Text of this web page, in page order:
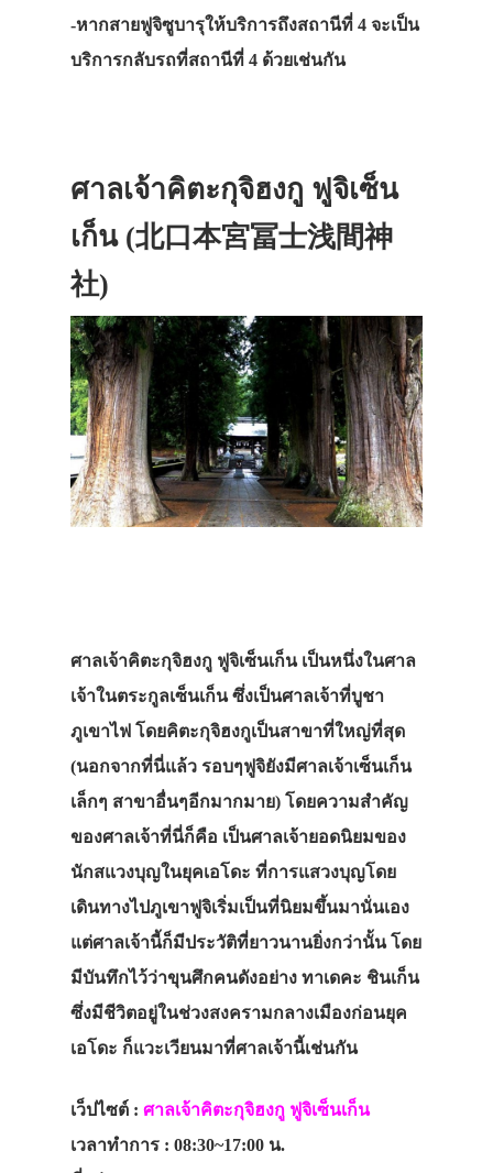
-หากสายฟูจิซูบารุให้บริการถึงสถานีที่ 4 จะเป็น
บริการกลับรถที่สถานีที่ 4 ด้วยเช่นกัน
ศาลเจ้าคิตะกุจิฮงกู ฟูจิเซ็น
เก็น (北口本宮冨士浅間神
社)
ศาลเจ้าคิตะกุจิฮงกู ฟูจิเซ็นเก็น เป็นหนึ่งในศาล
เจ้าในตระกูลเซ็นเก็น ซึ่งเป็นศาลเจ้าที่บูชา
ภูเขาไฟ โดยคิตะกุจิฮงกูเป็นสาขาที่ใหญ่ที่สุด
(นอกจากที่นี่แล้ว รอบๆฟูจิยังมีศาลเจ้าเซ็นเก็น
เล็กๆ สาขาอื่นๆอีกมากมาย) โดยความสำคัญ
ของศาลเจ้าที่นี่ก็คือ เป็นศาลเจ้ายอดนิยมของ
นักสแวงบุญในยุคเอโดะ ที่การแสวงบุญโดย
เดินทางไปภูเขาฟูจิเริ่มเป็นที่นิยมขึ้นมานั่นเอง
แต่ศาลเจ้านี้ก็มีประวัติที่ยาวนานยิ่งกว่านั้น โดย
มีบันทึกไว้ว่าขุนศึกคนดังอย่าง ทาเดคะ ชินเก็น
ซึ่งมีชีวิตอยู่ในช่วงสงครามกลางเมืองก่อนยุค
เอโดะ ก็แวะเวียนมาที่ศาลเจ้านี้เช่นกัน
เว็ปไซต์ : ศาลเจ้าคิตะกุจิฮงกู ฟูจิเซ็นเก็น
เวลาทำการ : 08:30~17:00 น.